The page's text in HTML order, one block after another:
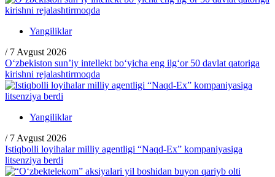
Yangiliklar
/ 7 Avgust 2026
O‘zbekiston sun’iy intellekt bo‘yicha eng ilg‘or 50 davlat qatoriga
kirishni rejalashtirmoqda
Yangiliklar
/ 7 Avgust 2026
Istiqbolli loyihalar milliy agentligi “Naqd-Ex” kompaniyasiga
litsenziya berdi